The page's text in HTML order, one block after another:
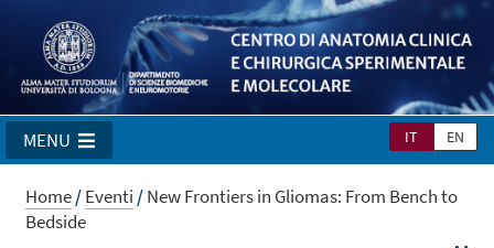
IT EN
MENU
Home/Eventi /New Frontiers in Gliomas: From Bench to
Bedside